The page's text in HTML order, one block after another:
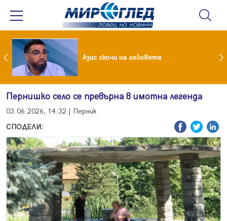
във фейсбук и инстаграм за непълнолетни Азис скочи на гейовете
Пернишко село се превърна в имотна легенда
03.06.2026, 14:32 | Перник
СПОДЕЛИ: